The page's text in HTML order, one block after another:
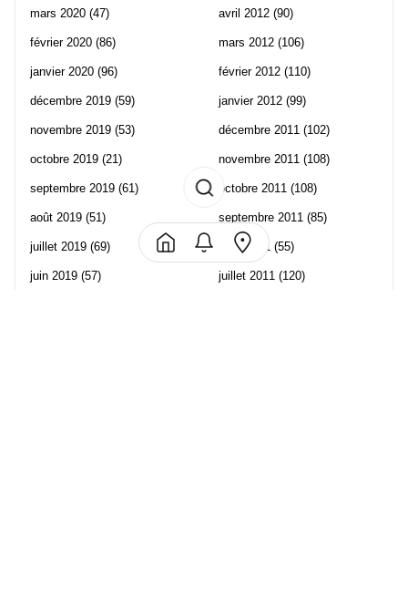
mars 2020 (47)
février 2020 (86)
janvier 2020 (96)
décembre 2019 (59)
novembre 2019 (53)
octobre 2019 (21)
septembre 2019 (61)
août 2019 (51)
juillet 2019 (69)
juin 2019 (57)
avril 2012 (90)
mars 2012 (106)
février 2012 (110)
janvier 2012 (99)
décembre 2011 (102)
novembre 2011 (108)
octobre 2011 (108)
septembre 2011 (85)
août 2011 (55)
juillet 2011 (120)